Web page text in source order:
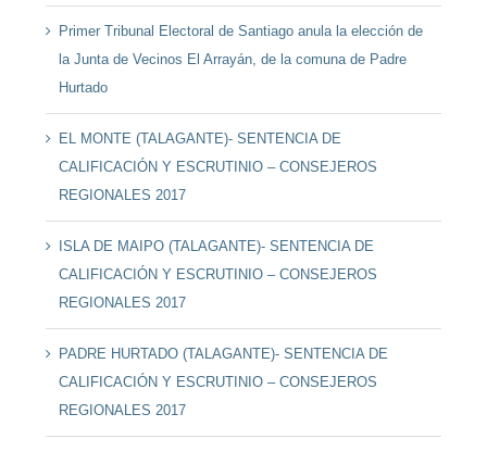
Primer Tribunal Electoral de Santiago anula la elección de
la Junta de Vecinos El Arrayán, de la comuna de Padre
Hurtado
EL MONTE (TALAGANTE)- SENTENCIA DE
CALIFICACIÓN Y ESCRUTINIO – CONSEJEROS
REGIONALES 2017
ISLA DE MAIPO (TALAGANTE)- SENTENCIA DE
CALIFICACIÓN Y ESCRUTINIO – CONSEJEROS
REGIONALES 2017
PADRE HURTADO (TALAGANTE)- SENTENCIA DE
CALIFICACIÓN Y ESCRUTINIO – CONSEJEROS
REGIONALES 2017